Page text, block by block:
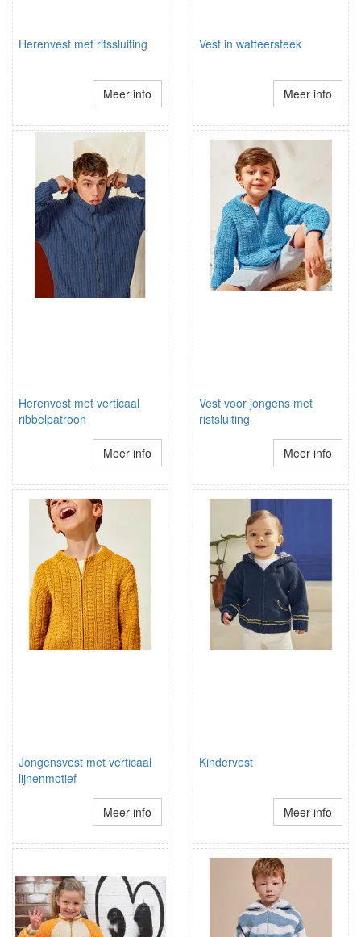
Herenvest met ritssluiting
Meer info
Vest in watteersteek
Meer info
Herenvest met verticaal
ribbelpatroon
Meer info
Vest voor jongens met
ristsluiting
Meer info
Jongensvest met verticaal
lijnenmotief
Meer info
Kindervest
Meer info